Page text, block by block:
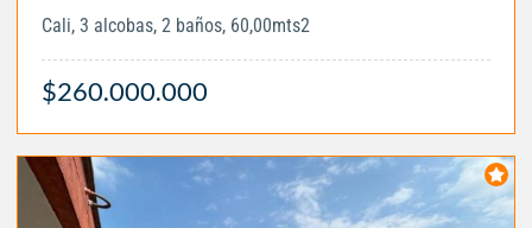
Cali, 3 alcobas, 2 baños, 60,00mts2
$260.000.000